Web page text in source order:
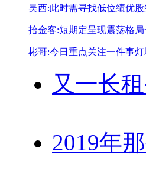
吴西:此时需寻找低位绩优股
拾金客:短期定呈现震荡格局
彬哥:今日重点关注一件事灯
又一长
2019年